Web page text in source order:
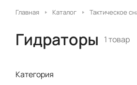
Главная Каталог Тактическое
Гидраторы 1 товар
Категория